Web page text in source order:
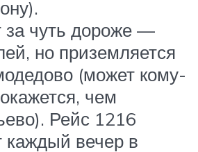
за чуть дороже —
но приземляется
(может кому-
чем
Рейс 1216
каждый вечер в